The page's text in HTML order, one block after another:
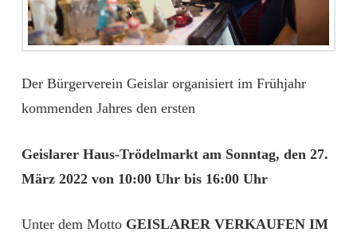
Der Bürgerverein Geislar organisiert im Frühjahr
kommenden Jahres den ersten
Geislarer Haus-Trödelmarkt am Sonntag, den 27.
März 2022 von 10:00 Uhr bis 16:00 Uhr
Unter dem Motto GEISLARER VERKAUFEN IM